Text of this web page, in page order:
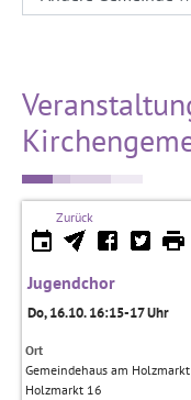
Zurück
Jugendchor
Do, 16.10. 16:15-17 Uhr
Ort
Gemeindehaus am Holzmarkt
Holzmarkt 16